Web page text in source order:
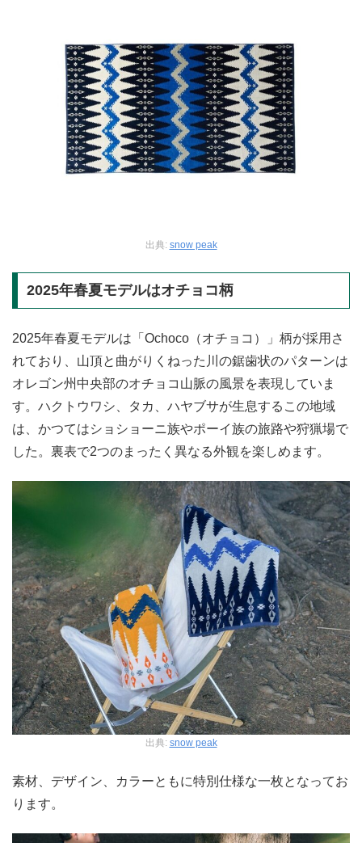
出典: snow peak
2025年春夏モデルはオチョコ柄
2025年春夏モデルは「Ochoco（オチョコ）」柄が採用さ
れており、山頂と曲がりくねった川の鋸歯状のパターンは
オレゴン州中央部のオチョコ山脈の風景を表現していま
す。ハクトウワシ、タカ、ハヤブサが生息するこの地域
は、かつてはショショーニ族やポーイ族の旅路や狩猟場で
した。裏表で2つのまったく異なる外観を楽しめます。
出典: snow peak
素材、デザイン、カラーともに特別仕様な一枚となってお
ります。